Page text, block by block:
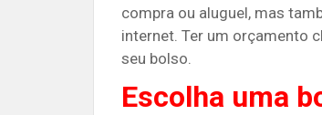
compra ou aluguel, mas
internet. Ter um orçamento
seu bolso​​.
Escolha uma